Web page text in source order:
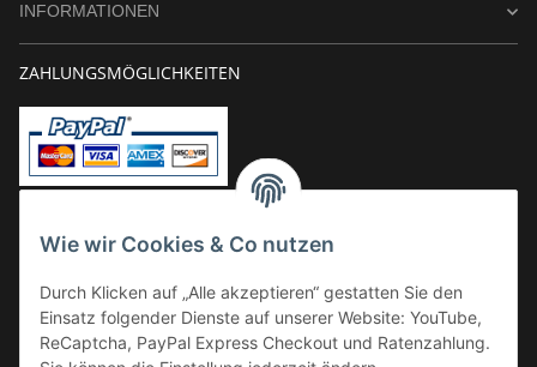
Wie wir Cookies & Co nutzen
Durch Klicken auf „Alle akzeptieren“ gestatten Sie den
Einsatz folgender Dienste auf unserer Website: YouTube,
ReCaptcha, PayPal Express Checkout und Ratenzahlung.
INFORMATIONEN
ZAHLUNGSMÖGLICHKEITEN
Kauf auf Rechnung
VERSAND